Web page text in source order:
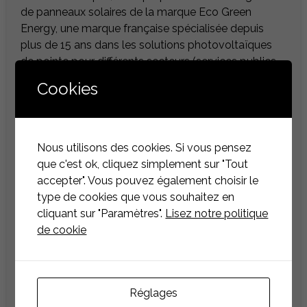
de panneaux solaires de la marque Eco Green
Energy, une marque française spécialisée depuis
plus de 15 ans dans les solutions photovoltaïques
de pointe pour différents secteurs (services publics,
possède également de ce fait une usine entièrement
rares marques de panneaux solaires à avoir
récemment obtenu la certification Certisolis pour
leur nouvelle gamme de panneaux solaires TOPCon.
Certisolis, l’unique laboratoire français accrédité par
le COFRAC pour la certification des panneaux
photovoltaïques, permet aux fabricants de proposer
panneaux bifaciaux de la gamme TOPCon, de 585W
et 430W, ont ainsi obtenu cette certification,
Cookies
Nous utilisons des cookies. Si vous pensez
que c'est ok, cliquez simplement sur "Tout
accepter". Vous pouvez également choisir le
type de cookies que vous souhaitez en
cliquant sur "Paramètres". Lisez notre politique
de cookie
Réglages